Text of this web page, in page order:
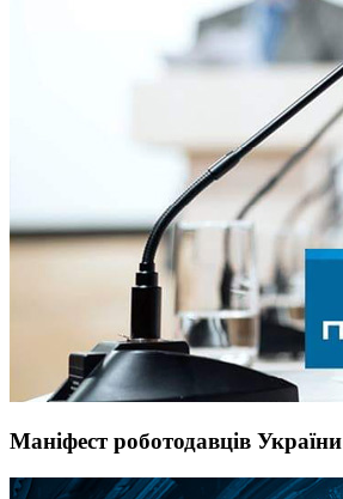
Маніфест роботодавців України